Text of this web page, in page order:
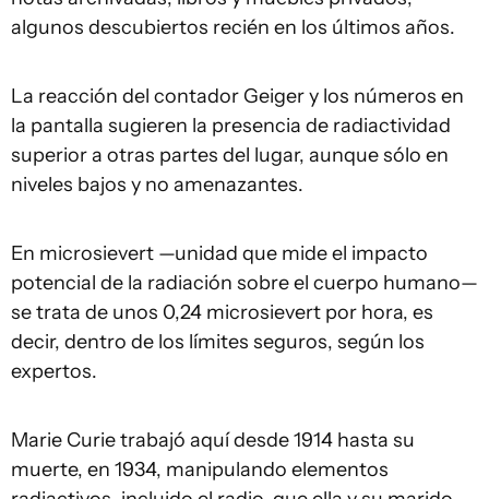
algunos descubiertos recién en los últimos años.
La reacción del contador Geiger y los números en
la pantalla sugieren la presencia de radiactividad
superior a otras partes del lugar, aunque sólo en
niveles bajos y no amenazantes.
En microsievert —unidad que mide el impacto
potencial de la radiación sobre el cuerpo humano—
se trata de unos 0,24 microsievert por hora, es
decir, dentro de los límites seguros, según los
expertos.
Marie Curie trabajó aquí desde 1914 hasta su
muerte, en 1934, manipulando elementos